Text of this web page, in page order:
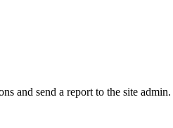
and send a report to the site